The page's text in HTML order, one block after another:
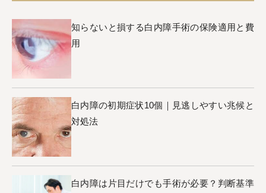
知らないと損する白内障手術の保険適用と費
用
白内障の初期症状10個｜見逃しやすい兆候と
対処法
白内障は片目だけでも手術が必要？判断基準